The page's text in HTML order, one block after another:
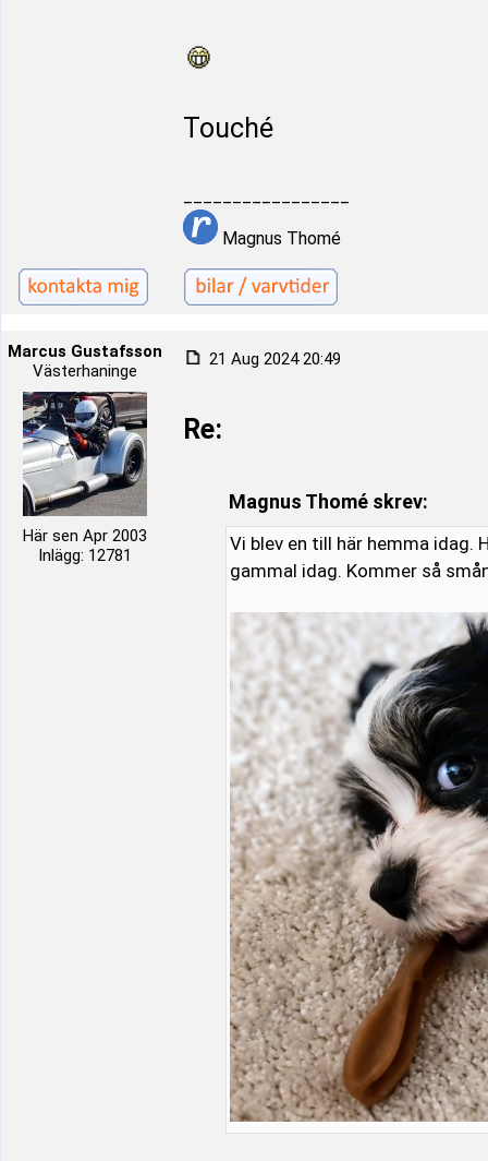
Touché
Magnus Thomé
Marcus Gustafsson
Västerhaninge
Här sen Apr 2003
Inlägg: 12781
21 Aug 2024 20:49
Re:
Magnus Thomé skrev:
Vi blev en till här hemma idag.
gammal idag. Kommer så